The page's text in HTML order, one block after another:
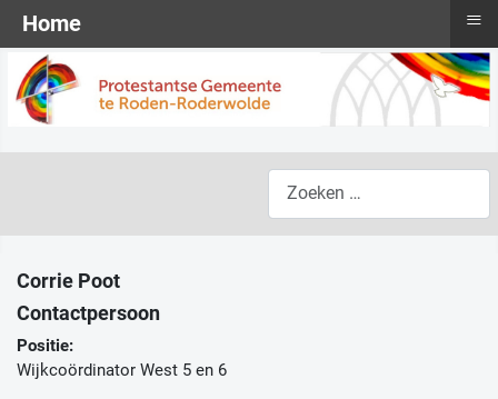
Corrie Poot
Contactpersoon
Positie:
Wijkcoördinator West 5 en 6
Home ≡